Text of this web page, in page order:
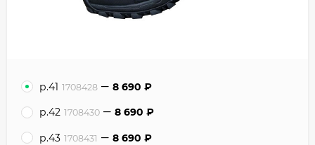
р.41 1708428 8 690 ₽
р.42 1708430 8 690 ₽
р.43 1708431 8 690 ₽